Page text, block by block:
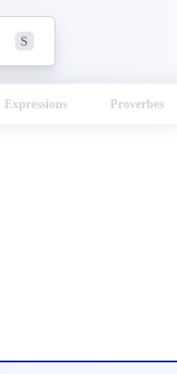
S
Expressions Proverbes